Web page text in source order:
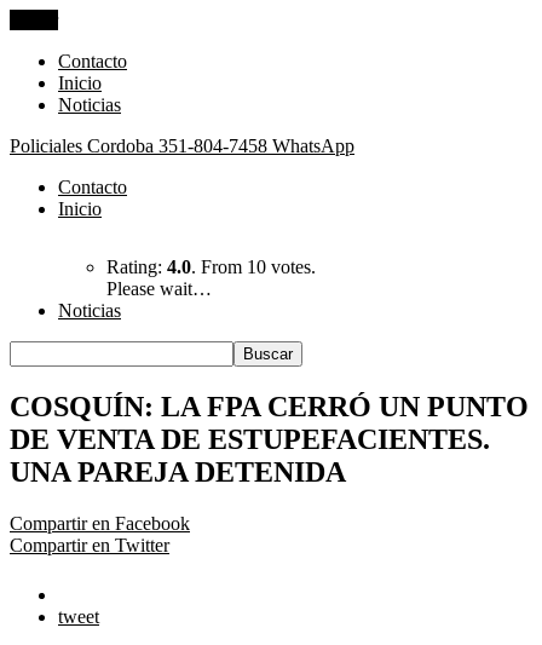
Contacto
Inicio
Noticias
Policiales Cordoba 351-804-7458 WhatsApp
Contacto
Inicio
Rating: 4.0. From 10 votes.
Please wait…
Noticias
COSQUÍN: LA FPA CERRÓ UN PUNTO
DE VENTA DE ESTUPEFACIENTES.
UNA PAREJA DETENIDA
Compartir en Facebook
Compartir en Twitter
tweet